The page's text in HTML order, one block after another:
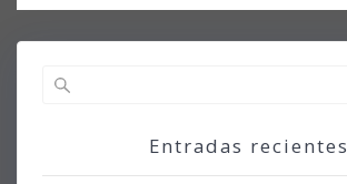
entradas
Entradas recientes